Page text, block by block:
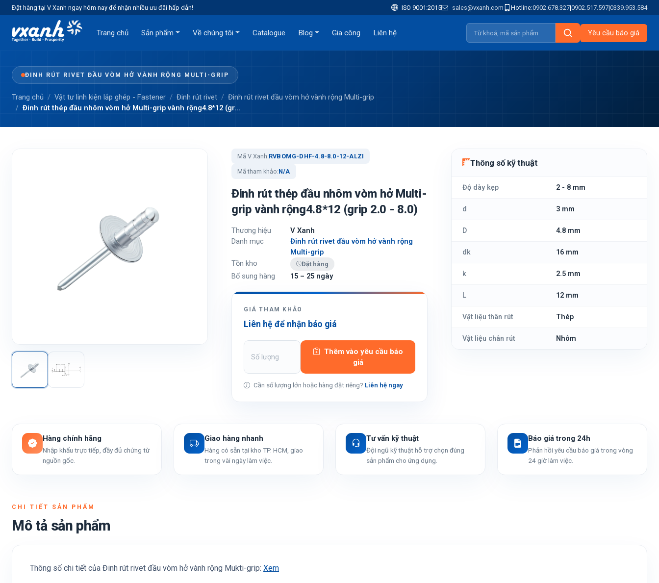
Đặt hàng tại V Xanh ngay hôm nay để nhận nhiều ưu đãi hấp dẫn! ISO 9001:2015 sales@vxanh.com Hotline:0902.678.327|0902.517.597|0339.953.584
Trang chủ Sản phẩm Về chúng tôi Catalogue Blog Gia công Liên hệ Yêu cầu báo giá
ĐINH RÚT RIVET ĐẦU VÒM HỞ VÀNH RỘNG MULTI-GRIP
Trang chủ Vật tư linh kiện lắp ghép - Fastener Đinh rút rivet
Đinh rút rivet đầu vòm hở vành rộng Multi-grip
Đinh rút thép đầu nhôm vòm hở Multi-grip vành rộng4.8*12 (gr...
Mã V Xanh:RVBOMG-DHF-4.8-8.0-12-ALZI
Mã tham khảo:N/A
Đinh rút thép đầu nhôm vòm hở Multi-
grip vành rộng4.8*12 (grip 2.0 - 8.0)
Thương hiệu
V Xanh
Danh mục
Đinh rút rivet đầu vòm hở vành rộng
Multi-grip
Tồn kho
Đặt hàng
Bổ sung hàng 15 – 25 ngày
GIÁ THAM KHẢO
Liên hệ để nhận báo giá
Thêm vào yêu cầu báo
giá
Cần số lượng lớn hoặc hàng đặt riêng? Liên hệ ngay
Thông số kỹ thuật
Độ dày kẹp 2 - 8 mm
d 3 mm
D 4.8 mm
dk 16 mm
k 2.5 mm
L 12 mm
Vật liệu thân rút Thép
Vật liệu chân rút Nhôm
Hàng chính hãng
Nhập khẩu trực tiếp, đầy đủ chứng từ
nguồn gốc.
Giao hàng nhanh
Hàng có sẵn tại kho TP. HCM, giao
trong vài ngày làm việc.
Tư vấn kỹ thuật
Đội ngũ kỹ thuật hỗ trợ chọn đúng
sản phẩm cho ứng dụng.
Báo giá trong 24h
Phản hồi yêu cầu báo giá trong vòng
24 giờ làm việc.
CHI TIẾT SẢN PHẨM
Mô tả sản phẩm
Thông số chi tiết của Đinh rút rivet đầu vòm hở vành rộng Mukti-grip: Xem